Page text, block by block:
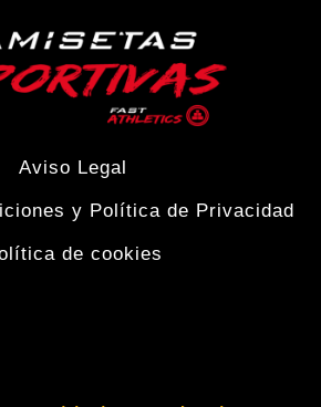
Aviso Legal
y Política de Privacidad
de cookies